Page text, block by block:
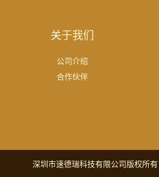
关于我们
公司介绍
合作伙伴
深圳市速德瑞科技有限公司版权所有